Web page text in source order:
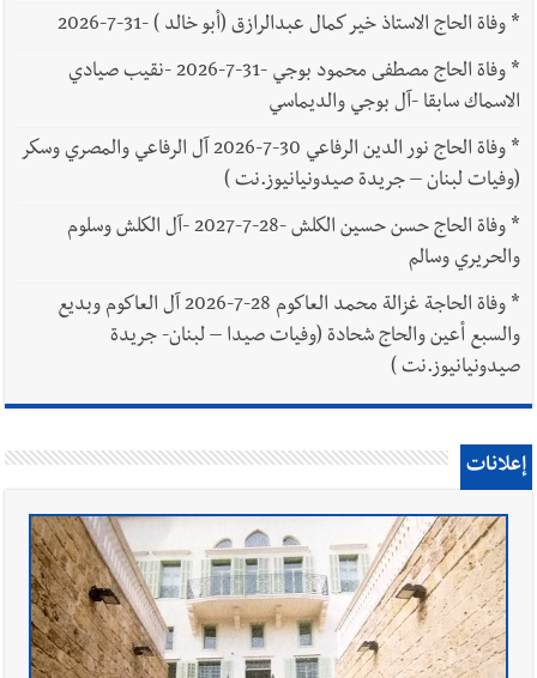
*وفاة الحاج الاستاذ خير كمال عبدالرازق (أبو خالد ) -31-7-2026
*
وفاة الحاج مصطفى محمود بوجي -31-7-2026 -نقيب صيادي
الاسماك سابقا -آل بوجي والديماسي
*
وفاة الحاج نور الدين الرفاعي 30-7-2026 آل الرفاعي والمصري وسكر
(وفيات لبنان – جريدة صيدونيانيوز.نت )
*
وفاة الحاج حسن حسين الكلش -28-7-2027 -آل الكلش وسلوم
والحريري وسالم
*
وفاة الحاجة غزالة محمد العاكوم 28-7-2026 آل العاكوم وبديع
والسبع أعين والحاج شحادة (وفيات صيدا – لبنان- جريدة
صيدونيانيوز.نت )
إعلانات